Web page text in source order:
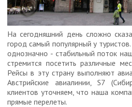
На сегодняшний день сложно
город самый популярный у
однозначно - стабильный поток
стремится посетить различные
Рейсы в эту страну выполняют
Австрийские авиалинии, S7
клиентов уточняем, что наша
прямые перелеты.